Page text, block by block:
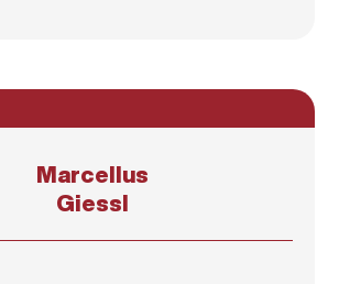
Marcellus
Giessl